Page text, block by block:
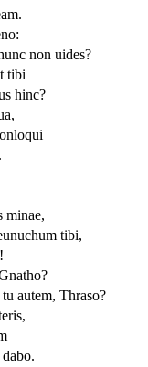
non uides?
tibi
hinc?
minae,
tibi,
autem, Thraso?